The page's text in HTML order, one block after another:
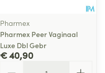
Pharmex
Pharmex Peer Vaginaal
Luxe Dbl Gebr
€ 40,90